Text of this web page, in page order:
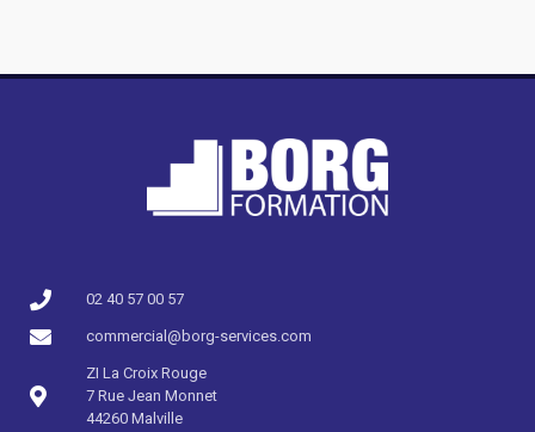
02 40 57 00 57​
commercial@borg-services.com
ZI La Croix Rouge
7 Rue Jean Monnet
44260 Malville